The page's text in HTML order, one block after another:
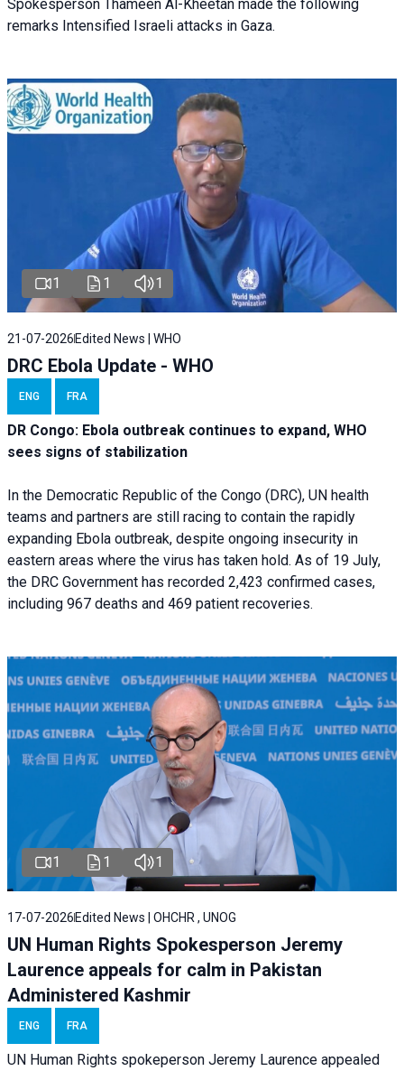
Spokesperson Thameen Al-Kheetan made the following
remarks Intensified Israeli attacks in Gaza.
1 1 1
21-07-2026 Edited News | WHO
DRC Ebola Update - WHO
ENG FRA
DR Congo: Ebola outbreak continues to expand, WHO
sees signs of stabilization
In the Democratic Republic of the Congo (DRC), UN health
teams and partners are still racing to contain the rapidly
expanding Ebola outbreak, despite ongoing insecurity in
eastern areas where the virus has taken hold. As of 19 July,
the DRC Government has recorded 2,423 confirmed cases,
including 967 deaths and 469 patient recoveries.
1 1 1
17-07-2026 Edited News | OHCHR , UNOG
UN Human Rights Spokesperson Jeremy
Laurence appeals for calm in Pakistan
Administered Kashmir
ENG FRA
UN Human Rights spokeperson Jeremy Laurence appealed